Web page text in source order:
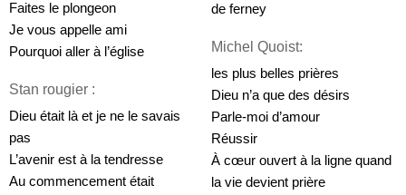
Faites le plongeon
Je vous appelle ami
Pourquoi aller à l’église
Stan rougier :
Dieu était là et je ne le savais
pas
L’avenir est à la tendresse
Au commencement était
de ferney
Michel Quoist:
les plus belles prières
Dieu n’a que des désirs
Parle-moi d’amour
Réussir
À cœur ouvert à la ligne quand
la vie devient prière